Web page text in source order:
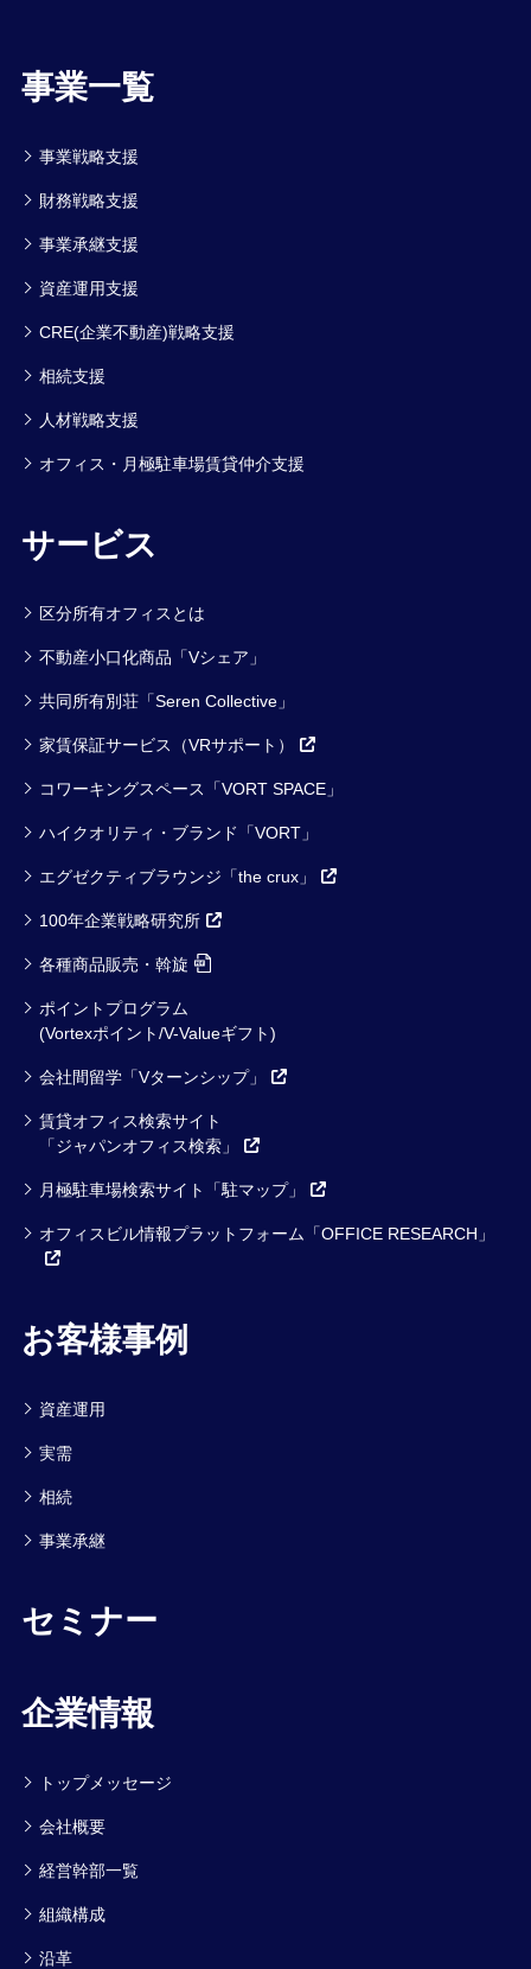
事業一覧
事業戦略支援
財務戦略支援
事業承継支援
資産運用支援
CRE(企業不動産)戦略支援
相続支援
人材戦略支援
オフィス・月極駐車場賃貸仲介支援
サービス
区分所有オフィスとは
不動産小口化商品「Vシェア」
共同所有別荘「Seren Collective」
家賃保証サービス（VRサポート）
コワーキングスペース「VORT SPACE」
ハイクオリティ・ブランド「VORT」
エグゼクティブラウンジ「the crux」
100年企業戦略研究所
各種商品販売・斡旋
ポイントプログラム
(Vortexポイント/V-Valueギフト)
会社間留学「Vターンシップ」
賃貸オフィス検索サイト
「ジャパンオフィス検索」
月極駐車場検索サイト「駐マップ」
オフィスビル情報プラットフォーム「OFFICE RESEARCH」
お客様事例
資産運用
実需
相続
事業承継
セミナー
企業情報
トップメッセージ
会社概要
経営幹部一覧
組織構成
沿革